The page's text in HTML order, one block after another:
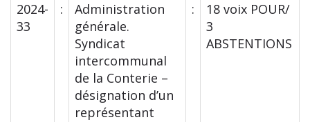
2024-
33
:
Administration
générale.
Syndicat
intercommunal
de la Conterie –
désignation d’un
représentant
:
18 voix POUR/
3
ABSTENTIONS